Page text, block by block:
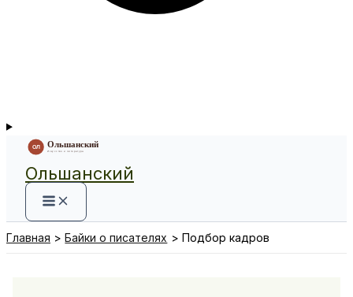
Ольшанский
Главная Байки о писателях Подбор кадров